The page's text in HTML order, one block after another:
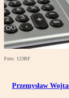
Foto: 123RF
Przemysław